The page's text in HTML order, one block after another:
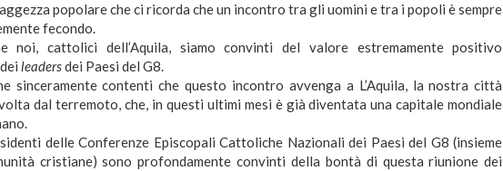
popolare che ci ricorda che un incontro tra gli uomini e tra i popoli è sempre
fecondo.
noi, cattolici dell’Aquila, siamo convinti del valore estremamente positivo
leadersdei Paesi del G8.
sinceramente contenti che questo incontro avvenga a L’Aquila, la nostra città
dal terremoto, che, in questi ultimi mesi è già diventata una capitale mondiale
delle Conferenze Episcopali Cattoliche Nazionali dei Paesi del G8 (insieme
cristiane) sono profondamente convinti della bontà di questa riunione dei